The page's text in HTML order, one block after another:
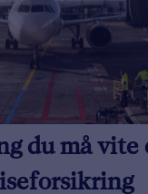
du må vite